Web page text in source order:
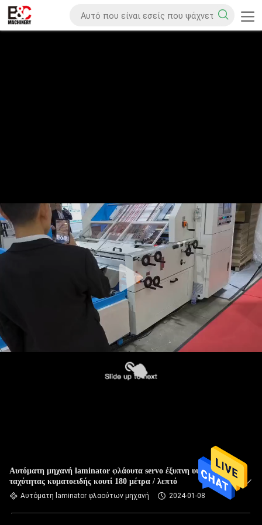
Αυτόματη μηχανή laminator φλάουτα servo έξυπνη υψηλής
ταχύτητας κυματοειδής κουτί 180 μέτρα / λεπτό
Αυτόματη laminator φλαούτων μηχανή 2024-01-08